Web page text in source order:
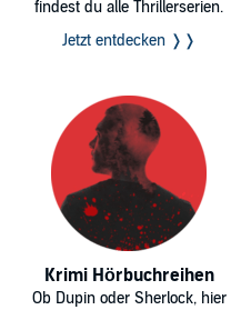
findest du alle Thrillerserien.
Jetzt entdecken ❭❭
Krimi Hörbuchreihen
Ob Dupin oder Sherlock, hier